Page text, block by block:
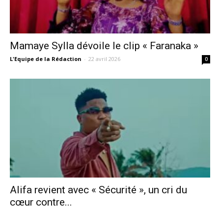
Mamaye Sylla dévoile le clip « Faranaka »
L'Equipe de la Rédaction - 22 avril 2026 0
Alifa revient avec « Sécurité », un cri du
cœur contre...